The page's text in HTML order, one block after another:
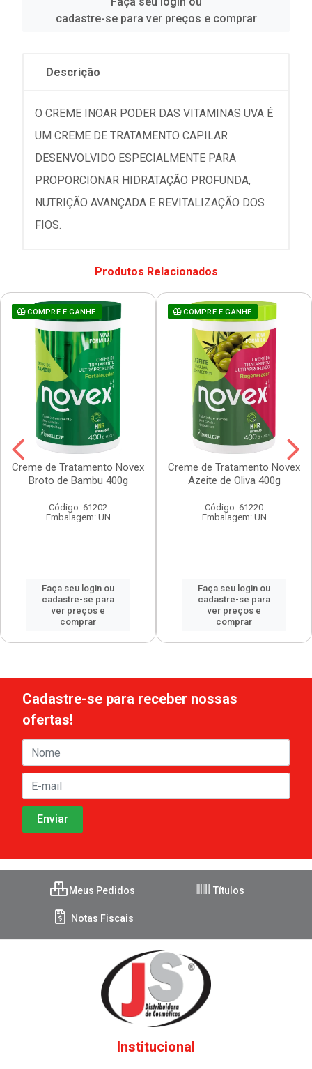
cadastre-se para ver preços e comprar
Descrição
O CREME INOAR PODER DAS VITAMINAS UVA É
UM CREME DE TRATAMENTO CAPILAR
DESENVOLVIDO ESPECIALMENTE PARA
PROPORCIONAR HIDRATAÇÃO PROFUNDA,
NUTRIÇÃO AVANÇADA E REVITALIZAÇÃO DOS
FIOS.
Produtos Relacionados
COMPRE E GANHE
Creme de Tratamento Novex
Broto de Bambu 400g
Código: 61202
Embalagem: UN
Faça seu login ou
cadastre-se para
ver preços e
comprar
COMPRE E GANHE
Creme de Tratamento Novex
Azeite de Oliva 400g
Código: 61220
Embalagem: UN
Faça seu login ou
cadastre-se para
ver preços e
comprar
Cadastre-se para receber nossas
ofertas!
Meus Pedidos Títulos
Notas Fiscais
Institucional